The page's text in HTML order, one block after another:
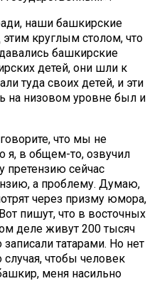
наши башкирские
круглым столом, что
башкирские
детей, они шли к
туда своих детей, и эти
на низовом уровне был и
что мы не
я, в общем-то, озвучил
претензию сейчас
а проблему. Думаю,
через призму юмора,
пишут, что в восточных
деле живут 200 тысяч
татарами. Но нет
случая, чтобы человек
меня насильно